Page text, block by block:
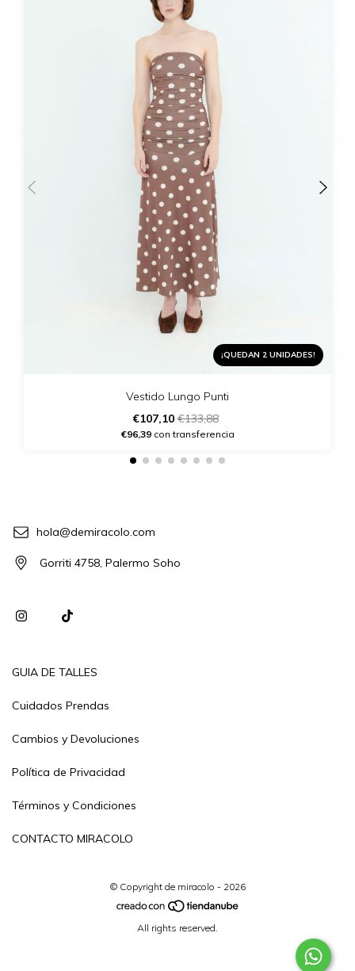
¡QUEDAN 2 UNIDADES!
Vestido Lungo Punti
€107,10€133,88
€96,39con transferencia
hola@demiracolo.com
Gorriti 4758, Palermo Soho
GUIA DE TALLES
Cuidados Prendas
Cambios y Devoluciones
Política de Privacidad
Términos y Condiciones
CONTACTO MIRACOLO
© Copyright de miracolo - 2026
All rights reserved.